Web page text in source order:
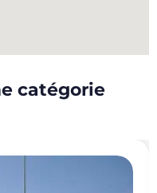
catégorie